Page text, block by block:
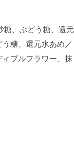
糖、ぶどう糖、還元
糖、還元水あめ／
ブルフラワー、抹